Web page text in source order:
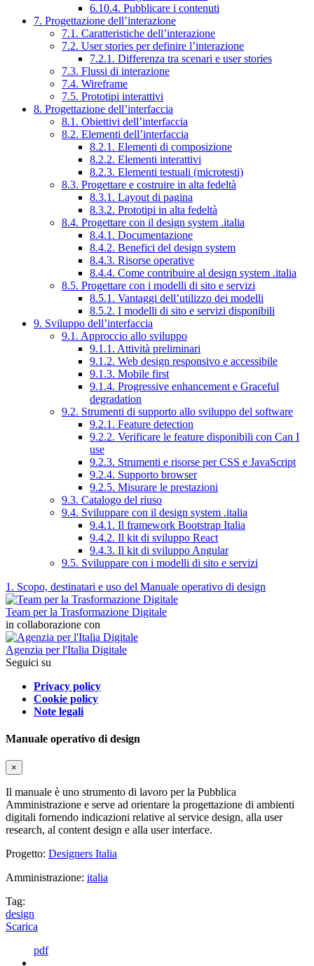
6.10.4. Pubblicare i contenuti
7. Progettazione dell’interazione
7.1. Caratteristiche dell’interazione
7.2. User stories per definire l’interazione
7.2.1. Differenza tra scenari e user stories
7.3. Flussi di interazione
7.4. Wireframe
7.5. Prototipi interattivi
8. Progettazione dell’interfaccia
8.1. Obiettivi dell’interfaccia
8.2. Elementi dell’interfaccia
8.2.1. Elementi di composizione
8.2.2. Elementi interattivi
8.2.3. Elementi testuali (microtesti)
8.3. Progettare e costruire in alta fedeltà
8.3.1. Layout di pagina
8.3.2. Prototipi in alta fedeltà
8.4. Progettare con il design system .italia
8.4.1. Documentazione
8.4.2. Benefici del design system
8.4.3. Risorse operative
8.4.4. Come contribuire al design system .italia
8.5. Progettare con i modelli di sito e servizi
8.5.1. Vantaggi dell’utilizzo dei modelli
8.5.2. I modelli di sito e servizi disponibili
9. Sviluppo dell’interfaccia
9.1. Approccio allo sviluppo
9.1.1. Attività preliminari
9.1.2. Web design responsivo e accessibile
9.1.3. Mobile first
9.1.4. Progressive enhancement e Graceful
degradation
9.2. Strumenti di supporto allo sviluppo del software
9.2.1. Feature detection
9.2.2. Verificare le feature disponibili con Can I
use
9.2.3. Strumenti e risorse per CSS e JavaScript
9.2.4. Supporto browser
9.2.5. Misurare le prestazioni
9.3. Catalogo del riuso
9.4. Sviluppare con il design system .italia
9.4.1. Il framework Bootstrap Italia
9.4.2. Il kit di sviluppo React
9.4.3. Il kit di sviluppo Angular
9.5. Sviluppare con i modelli di sito e servizi
1. Scopo, destinatari e uso del Manuale operativo di design
Team per la Trasformazione Digitale
in collaborazione con
Agenzia per l'Italia Digitale
Seguici su
Privacy policy
Cookie policy
Note legali
Manuale operativo di design
×
Il manuale è uno strumento di lavoro per la Pubblica
Amministrazione e serve ad orientare la progettazione di ambienti
digitali fornendo indicazioni relative al service design, alla user
research, al content design e alla user interface.
Progetto: Designers Italia
Amministrazione: italia
Tag:
design
Scarica
pdf